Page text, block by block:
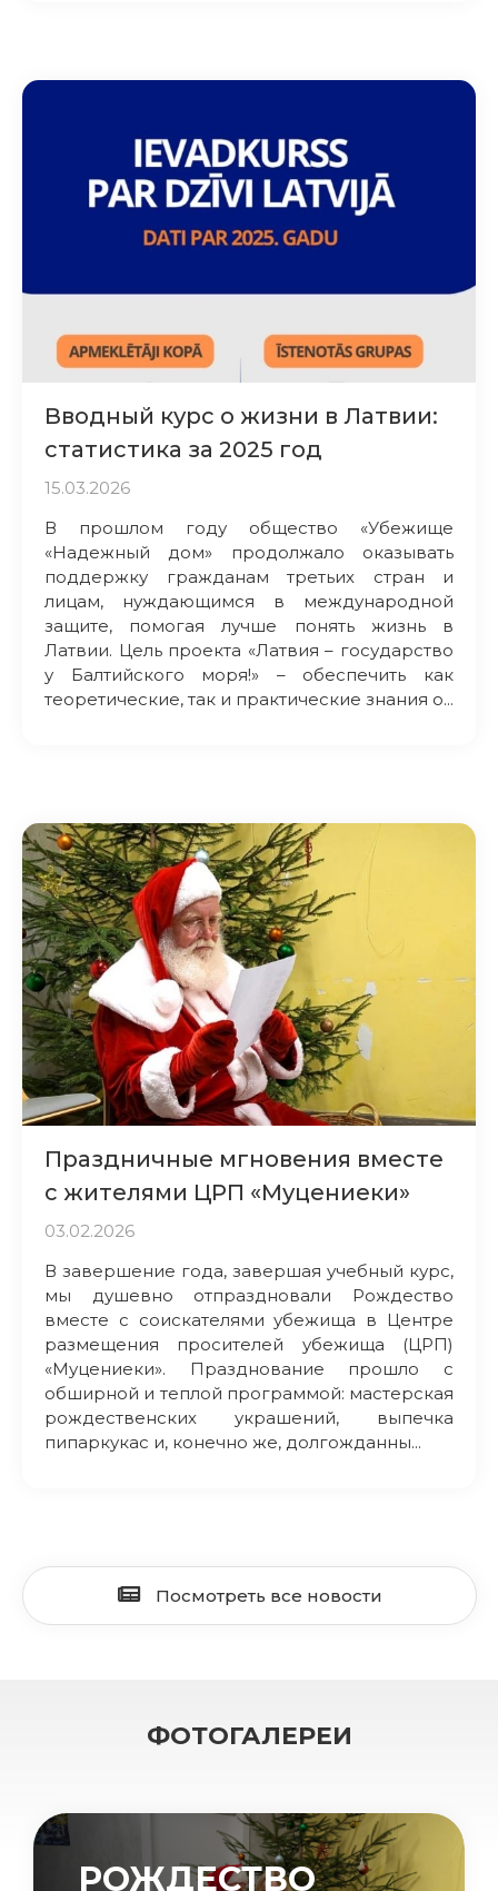
Вводный курс о жизни в Латвии:
статистика за 2025 год
15.03.2026
В прошлом году общество «Убежище
«Надежный дом» продолжало оказывать
поддержку гражданам третьих стран и
лицам, нуждающимся в международной
защите, помогая лучше понять жизнь в
Латвии. Цель проекта «Латвия – государство
у Балтийского моря!» – обеспечить как
теоретические, так и практические знания о...
Праздничные мгновения вместе
с жителями ЦРП «Муцениеки»
03.02.2026
В завершение года, завершая учебный курс,
мы душевно отпраздновали Рождество
вместе с соискателями убежища в Центре
размещения просителей убежища (ЦРП)
«Муцениеки». Празднование прошло с
обширной и теплой программой: мастерская
рождественских украшений, выпечка
пипаркукас и, конечно же, долгожданны...
Посмотреть все новости
ФОТОГАЛЕРЕИ
РОЖДЕСТВО